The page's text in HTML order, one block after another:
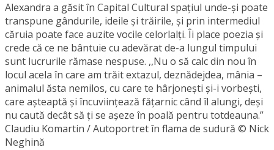
Alexandra a găsit în Capital Cultural spațiul unde-și poate
transpune gândurile, ideile și trăirile, și prin intermediul
căruia poate face auzite vocile celorlalți. Îi place poezia și
crede că ce ne bântuie cu adevărat de-a lungul timpului
sunt lucrurile rămase nespuse. ,,Nu o să calc din nou în
locul acela în care am trăit extazul, deznădejdea, mânia –
animalul ăsta nemilos, cu care te hârjonești și-i vorbești,
care așteaptă și încuviințează fățarnic când îl alungi, deși
nu caută decât să ți se așeze în poală pentru totdeauna.”
Claudiu Komartin / Autoportret în flama de sudură © Nick
Neghină